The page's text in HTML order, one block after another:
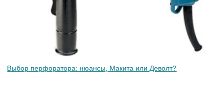
Выбор перфоратора: нюансы, Макита или Деволт?